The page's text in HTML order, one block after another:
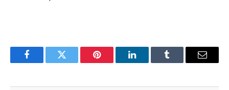
FacebookTwitter Pinterest LinkedInTumblr
E-